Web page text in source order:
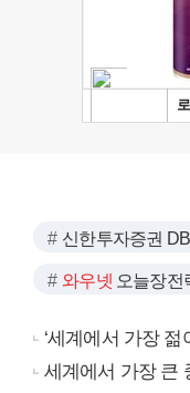
신한투자증권
와우넷 오늘장전
‘세계에서 가장
세계에서 가장 큰